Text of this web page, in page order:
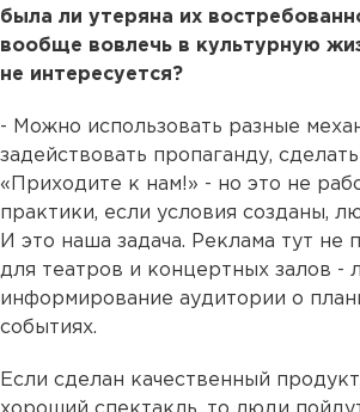
была ли утеряна их
вообще вовлечь в культурную
не интересуется?
- Можно использовать разные
задействовать пропаганду,
«Приходите к нам!» - но это не
практики, если условия созданы,
И это наша задача. Реклама тут
для театров и концертных залов -
информирование аудитории о
событиях.
Если сделан качественный